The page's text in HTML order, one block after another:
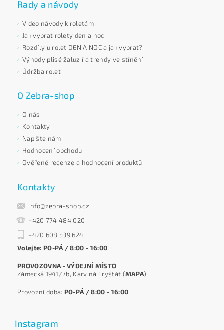
Rady a návody
Video návody k roletám
Jak vybrat rolety den a noc
Rozdíly u rolet DEN A NOC a jak vybrat?
Výhody plisé žaluzií a trendy ve stínění
Údržba rolet
O Zebra-shop
O nás
Kontakty
Napište nám
Hodnocení obchodu
Ověřené recenze a hodnocení produktů
Kontakty
info@zebra-shop.cz
+420 774 484 020
+420 608 539 624
Volejte: PO-PÁ / 8:00 - 16:00
PROVOZOVNA - VÝDEJNÍ MÍSTO
Zámecká 1941/7b, Karviná Fryštát (MAPA)
Provozní doba: PO-PÁ / 8:00 - 16:00
Instagram